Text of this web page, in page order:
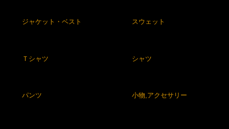
ジャケット・ベスト スウェット
Ｔシャツ シャツ
パンツ 小物,アクセサリー